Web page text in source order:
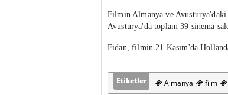
Filmin Almanya ve Avusturya'daki
Avusturya'da toplam 39 sinema
Fidan, filmin 21 Kasım'da
Etiketler Almanya film